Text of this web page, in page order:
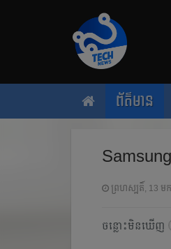
ព័ត៌មាន
ព្រហស្បតិ៍, 13 មក
ចន្លោះមិនឃើញ